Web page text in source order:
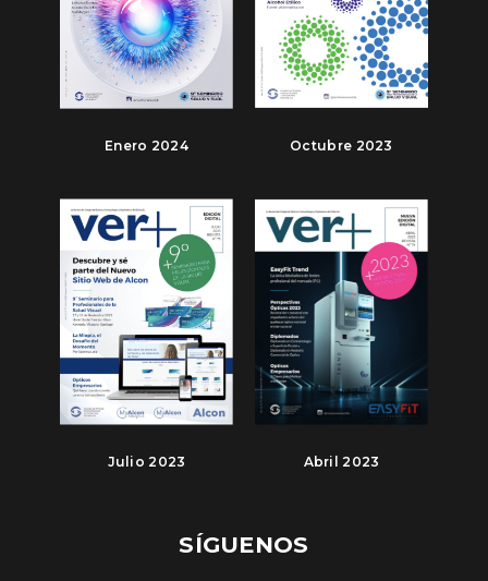
Enero 2024 Octubre 2023
Julio 2023 Abril 2023
SÍGUENOS